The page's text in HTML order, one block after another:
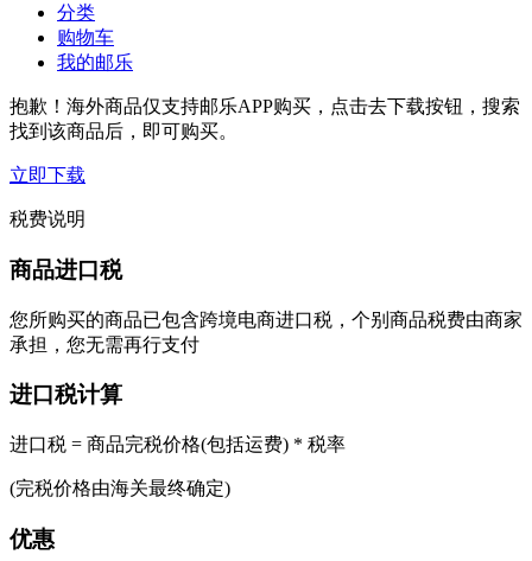
分类
购物车
我的邮乐
抱歉！海外商品仅支持邮乐APP购买，点击去下载按钮，搜索
找到该商品后，即可购买。
立即下载
税费说明
商品进口税
您所购买的商品已包含跨境电商进口税，个别商品税费由商家
承担，您无需再行支付
进口税计算
进口税 = 商品完税价格(包括运费) * 税率
(完税价格由海关最终确定)
优惠